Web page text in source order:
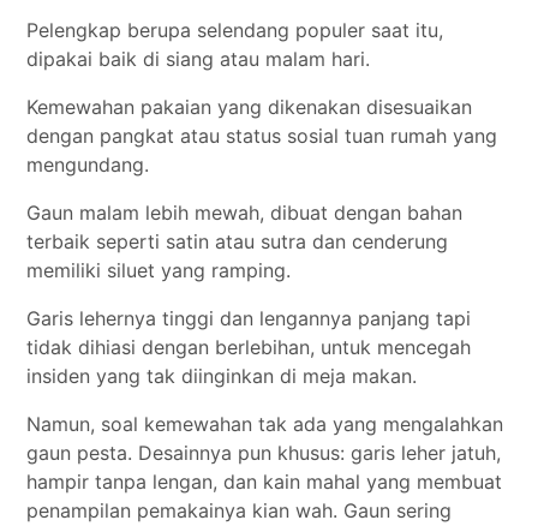
Pelengkap berupa selendang populer saat itu,
dipakai baik di siang atau malam hari.
Kemewahan pakaian yang dikenakan disesuaikan
dengan pangkat atau status sosial tuan rumah yang
mengundang.
Gaun malam lebih mewah, dibuat dengan bahan
terbaik seperti satin atau sutra dan cenderung
memiliki siluet yang ramping.
Garis lehernya tinggi dan lengannya panjang tapi
tidak dihiasi dengan berlebihan, untuk mencegah
insiden yang tak diinginkan di meja makan.
Namun, soal kemewahan tak ada yang mengalahkan
gaun pesta. Desainnya pun khusus: garis leher jatuh,
hampir tanpa lengan, dan kain mahal yang membuat
penampilan pemakainya kian wah. Gaun sering